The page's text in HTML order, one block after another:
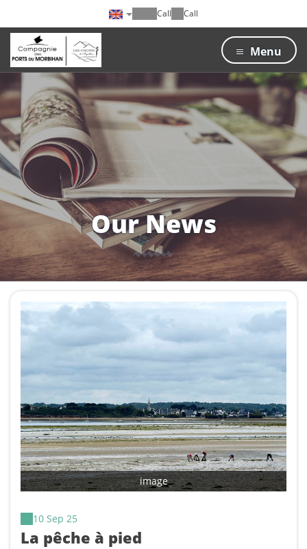
Call Call
Menu
Our News
image
10 Sep 25
La pêche à pied